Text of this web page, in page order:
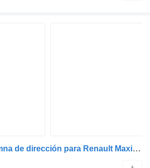
7485144025 columna de dirección para Renault Maxity camión